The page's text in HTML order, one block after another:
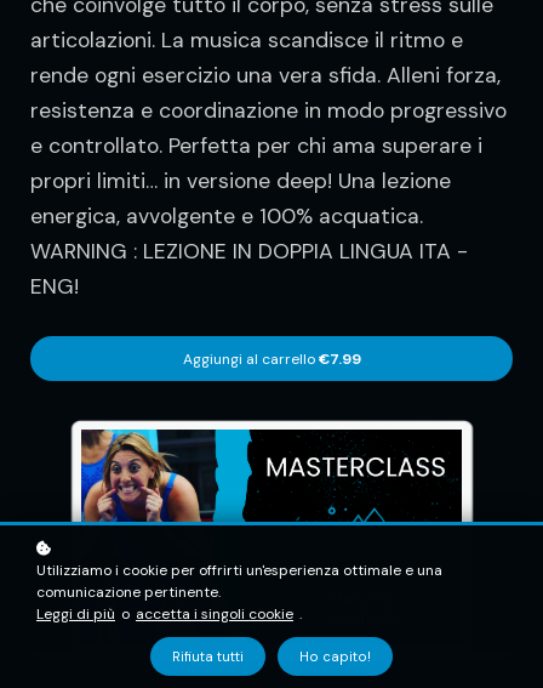
articolazioni. La musica scandisce il ritmo e
rende ogni esercizio una vera sfida. Alleni forza,
resistenza e coordinazione in modo progressivo
e controllato. Perfetta per chi ama superare i
propri limiti… in versione deep! Una lezione
energica, avvolgente e 100% acquatica.
WARNING : LEZIONE IN DOPPIA LINGUA ITA -
ENG!
Aggiungi al carrello €7.99
Utilizziamo i cookie per offrirti un'esperienza ottimale e una
comunicazione pertinente.
Leggi di più o accetta i singoli cookie .
Rifiuta tutti Ho capito!